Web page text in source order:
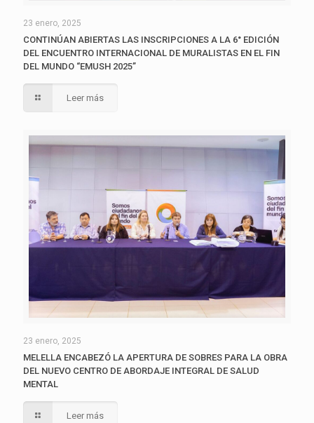
23 enero, 2025
CONTINÚAN ABIERTAS LAS INSCRIPCIONES A LA 6° EDICIÓN
DEL ENCUENTRO INTERNACIONAL DE MURALISTAS EN EL FIN
DEL MUNDO “EMUSH 2025”
Leer más
23 enero, 2025
MELELLA ENCABEZÓ LA APERTURA DE SOBRES PARA LA OBRA
DEL NUEVO CENTRO DE ABORDAJE INTEGRAL DE SALUD
MENTAL
Leer más